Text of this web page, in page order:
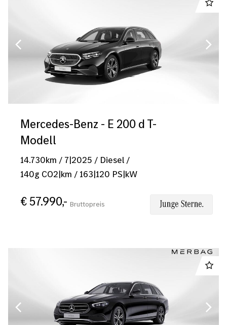
Mercedes-Benz - E 200 d T-
Modell
14.730km / 7|2025 / Diesel /
140g CO2|km / 163|120 PS|kW
€ 57.990,- Bruttopreis